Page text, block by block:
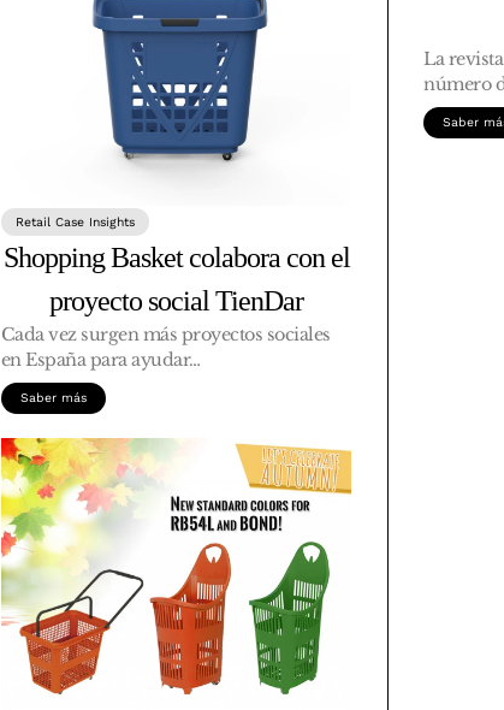
Retail Case Insights
Shopping Basket colabora con el
proyecto social TienDar
Cada vez surgen más proyectos sociales
en España para ayudar…
Saber más
La
número
Saber